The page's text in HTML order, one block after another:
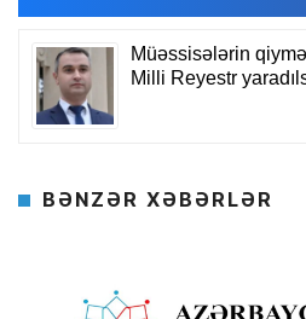
BƏNZƏR XƏBƏRLƏR